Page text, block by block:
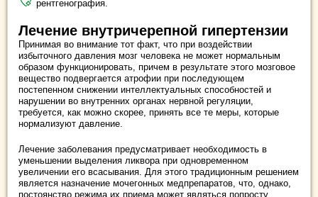
рентгенография.
Лечение внутричерепной гипертензии
Принимая во внимание тот факт, что при воздействии
избыточного давления мозг человека не может нормальным
образом функционировать, причем в результате этого мозговое
вещество подвергается атрофии при последующем
постепенном снижении интеллектуальных способностей и
нарушении во внутренних органах нервной регуляции,
требуется, как можно скорее, принять все те меры, которые
нормализуют давление.
Лечение заболевания предусматривает необходимость в
уменьшении выделения ликвора при одновременном
увеличении его всасывания. Для этого традиционным решением
является назначение мочегонных медпрепаратов, что, однако,
постоянство режима их приема может являться попросту